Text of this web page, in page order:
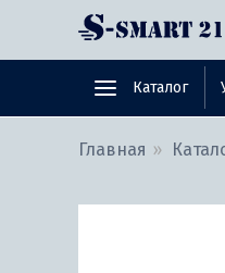
Каталог
Главная